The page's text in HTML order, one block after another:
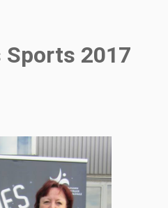
Sports 2017